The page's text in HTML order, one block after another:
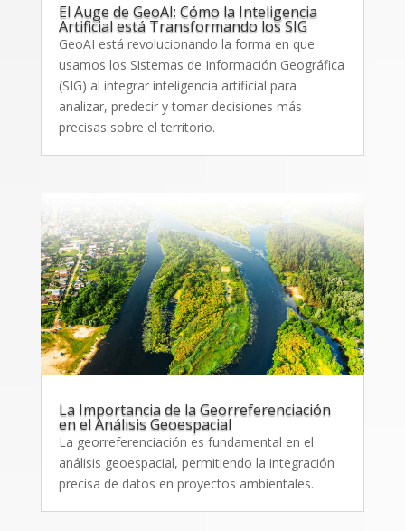
El Auge de GeoAI: Cómo la Inteligencia
Artificial está Transformando los SIG
GeoAI está revolucionando la forma en que
usamos los Sistemas de Información Geográfica
(SIG) al integrar inteligencia artificial para
analizar, predecir y tomar decisiones más
precisas sobre el territorio.
La Importancia de la Georreferenciación
en el Análisis Geoespacial
La georreferenciación es fundamental en el
análisis geoespacial, permitiendo la integración
precisa de datos en proyectos ambientales.